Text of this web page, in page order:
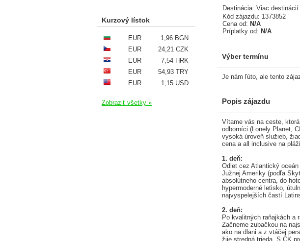
Destinácia: Viac destinácií
Kód zájazdu: 1373852
Cena od: N/A
Príplatky od: N/A
Výber termínu
Je nám ľúto, ale tento
Popis zájazdu
Vítame vás na ceste,
odborníci (Lonely Planet,
vysoká úroveň služieb,
cena a all inclusive na
1. deň:
Odlet cez Atlantický
Južnej Ameriky (podľa
absolútneho centra, do
hypermoderné letisko,
najvyspelejších častí
2. deň:
Po kvalitných raňajkách a
Začneme zubačkou na
ako na dlani a z vtáčej
žije stredná trieda. S CK
Kurzový lístok
EUR
1,96 BGN
EUR
24,21 CZK
EUR
7,54 HRK
EUR
54,93 TRY
EUR
1,15 USD
Zobraziť všetky »